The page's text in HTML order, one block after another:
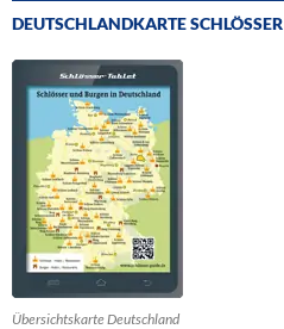
DEUTSCHLANDKARTE SCHLÖSSER
Übersichtskarte Deutschland